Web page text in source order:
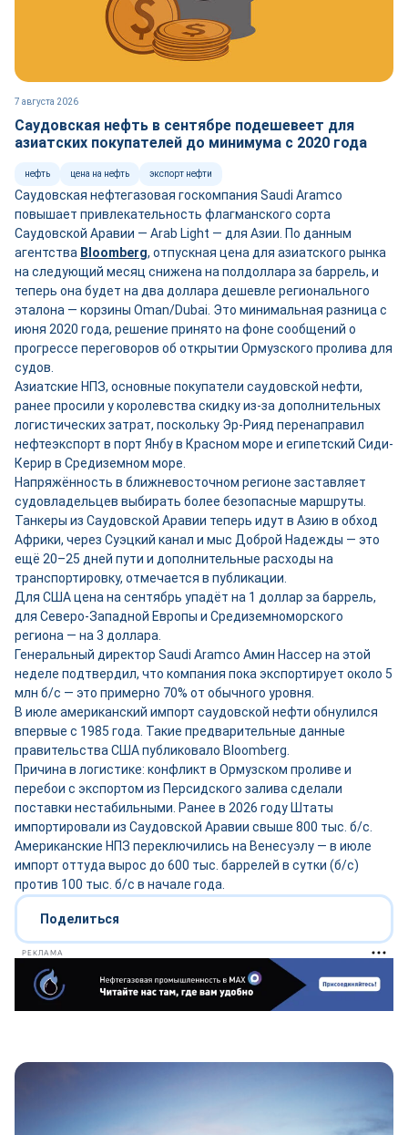
7 августа 2026
Саудовская нефть в сентябре подешевеет для
азиатских покупателей до минимума с 2020 года
нефть цена на нефть экспорт нефти
Саудовская нефтегазовая госкомпания Saudi Aramco
повышает привлекательность флагманского сорта
Саудовской Аравии — Arab Light — для Азии. По данным
агентства Bloomberg, отпускная цена для азиатского рынка
на следующий месяц снижена на полдоллара за баррель, и
теперь она будет на два доллара дешевле регионального
эталона — корзины Oman/Dubai. Это минимальная разница с
июня 2020 года, решение принято на фоне сообщений о
прогрессе переговоров об открытии Ормузского пролива для
судов.
Азиатские НПЗ, основные покупатели саудовской нефти,
ранее просили у королевства скидку из-за дополнительных
логистических затрат, поскольку Эр-Рияд перенаправил
нефтеэкспорт в порт Янбу в Красном море и египетский Сиди-
Керир в Средиземном море.
Напряжённость в ближневосточном регионе заставляет
судовладельцев выбирать более безопасные маршруты.
Танкеры из Саудовской Аравии теперь идут в Азию в обход
Африки, через Суэцкий канал и мыс Доброй Надежды — это
ещё 20–25 дней пути и дополнительные расходы на
транспортировку, отмечается в публикации.
Для США цена на сентябрь упадёт на 1 доллар за баррель,
для Северо-Западной Европы и Средиземноморского
региона — на 3 доллара.
Генеральный директор Saudi Aramco Амин Нассер на этой
неделе подтвердил, что компания пока экспортирует около 5
млн б/с — это примерно 70% от обычного уровня.
В июле американский импорт саудовской нефти обнулился
впервые с 1985 года. Такие предварительные данные
правительства США публиковало Bloomberg.
Причина в логистике: конфликт в Ормузском проливе и
перебои с экспортом из Персидского залива сделали
поставки нестабильными. Ранее в 2026 году Штаты
импортировали из Саудовской Аравии свыше 800 тыс. б/с.
Американские НПЗ переключились на Венесуэлу — в июле
импорт оттуда вырос до 600 тыс. баррелей в сутки (б/с)
против 100 тыс. б/с в начале года.
Поделиться
РЕКЛАМА